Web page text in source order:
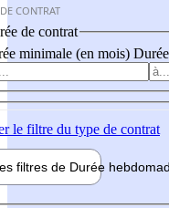
CONTRAT
de contrat
minimale (en mois)
le filtre du type de contrat
filtres de Durée hebdo